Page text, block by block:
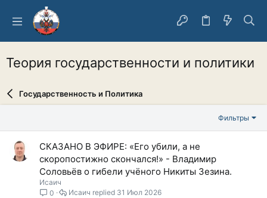
Теория государственности и политики
Государственность и Политика
Фильтры
СКАЗАНО В ЭФИРЕ: «Его убили, а не
скоропостижно скончался!» - Владимир
Соловьёв о гибели учёного Никиты Зезина.
Исаич
0
31 Июл 2026
Исаич